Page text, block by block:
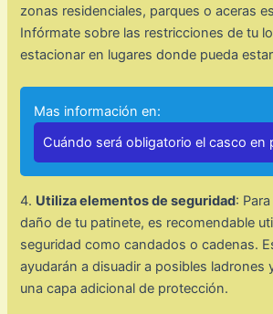
zonas residenciales, parques o aceras
Infórmate sobre las restricciones de tu
estacionar en lugares donde pueda
Mas información en:
Cuándo será obligatorio el casco en
4. Utiliza elementos de seguridad:
daño de tu patinete, es recomendable
seguridad como candados o cadenas.
ayudarán a disuadir a posibles ladrones
una capa adicional de protección.